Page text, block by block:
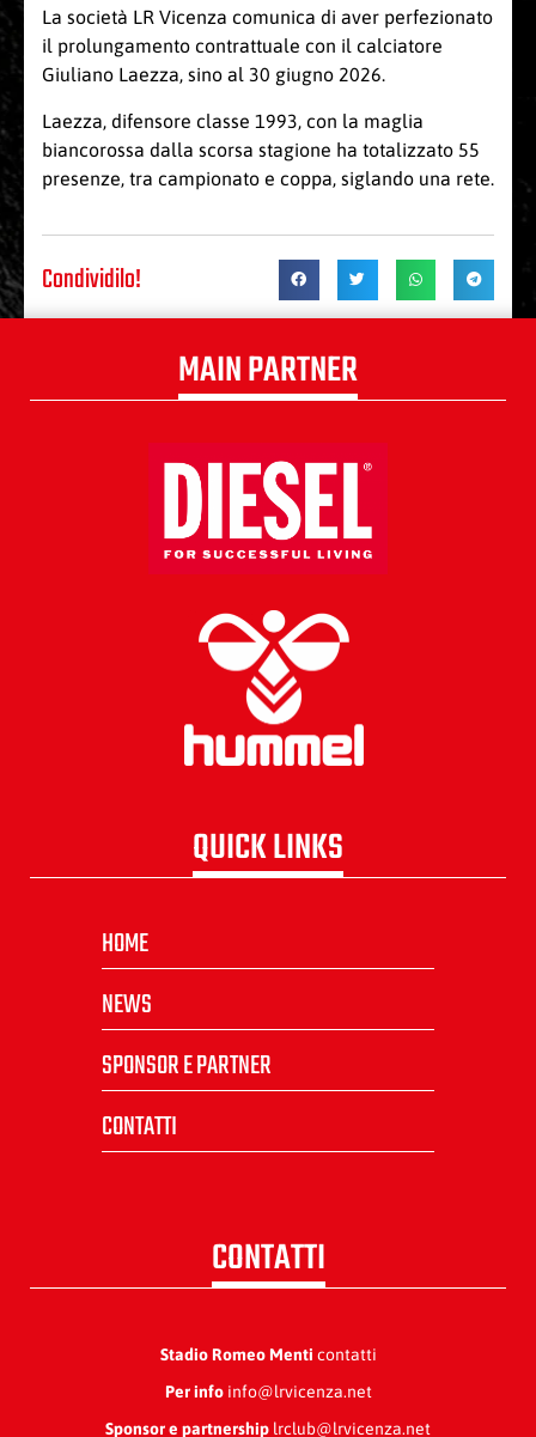
La società LR Vicenza comunica di aver perfezionato
il prolungamento contrattuale con il calciatore
Giuliano Laezza, sino al 30 giugno 2026.
Laezza, difensore classe 1993, con la maglia
biancorossa dalla scorsa stagione ha totalizzato 55
presenze, tra campionato e coppa, siglando una rete.
Condividilo!
MAIN PARTNER
QUICK LINKS
HOME
NEWS
SPONSOR E PARTNER
CONTATTI
CONTATTI
Stadio Romeo Menti contatti
Per infoinfo@lrvicenza.net
Sponsor e partnership lrclub@lrvicenza.net